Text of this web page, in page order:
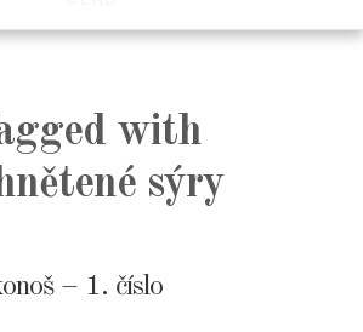
with
sýry
– 1. číslo